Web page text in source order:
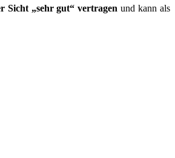
Sicht „sehr gut“ vertragen und kann als